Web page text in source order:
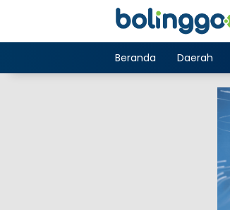
Beranda Daerah